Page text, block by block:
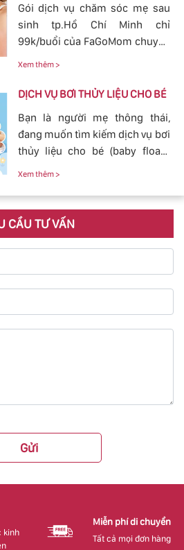
FaGoMom cung cấp tới các mẹ
không cần phải lo nghĩ về
chuyện massage và tắm cho
con yêu của mình.
Gói dịch vụ chăm sóc mẹ sau
sinh tp.Hồ Chí Minh chỉ
99k/buổi của FaGoMom chuyên
yên tâm cho mẹ và bé.
Xem thêm >
DỊCH VỤ BƠI THỦY LIỆU CHO BÉ
Bạn là người mẹ thông thái,
đang muốn tìm kiếm dịch vụ bơi
thủy liệu cho bé (baby fload)
Xem thêm >
CẦU TƯ VẤN
Gửi
kinh
Miễn phí di chuyển
Tất cả mọi đơn hàng